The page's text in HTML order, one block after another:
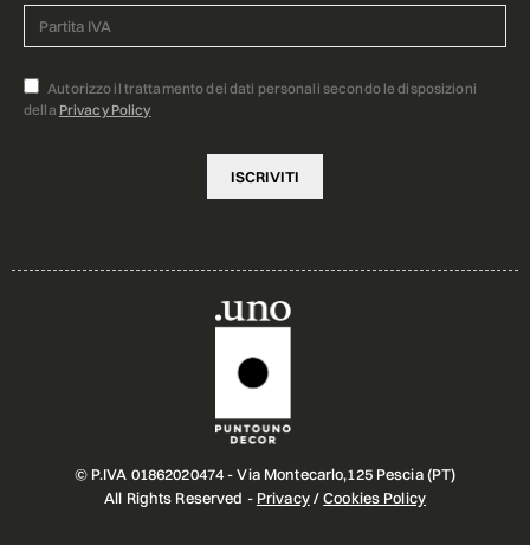
Autorizzo il trattamento dei dati personali secondo le disposizioni
della Privacy Policy
© P.IVA 01862020474 - Via Montecarlo,125 Pescia (PT)
All Rights Reserved - Privacy/Cookies Policy